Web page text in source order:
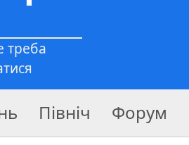
треба
Північ Форум